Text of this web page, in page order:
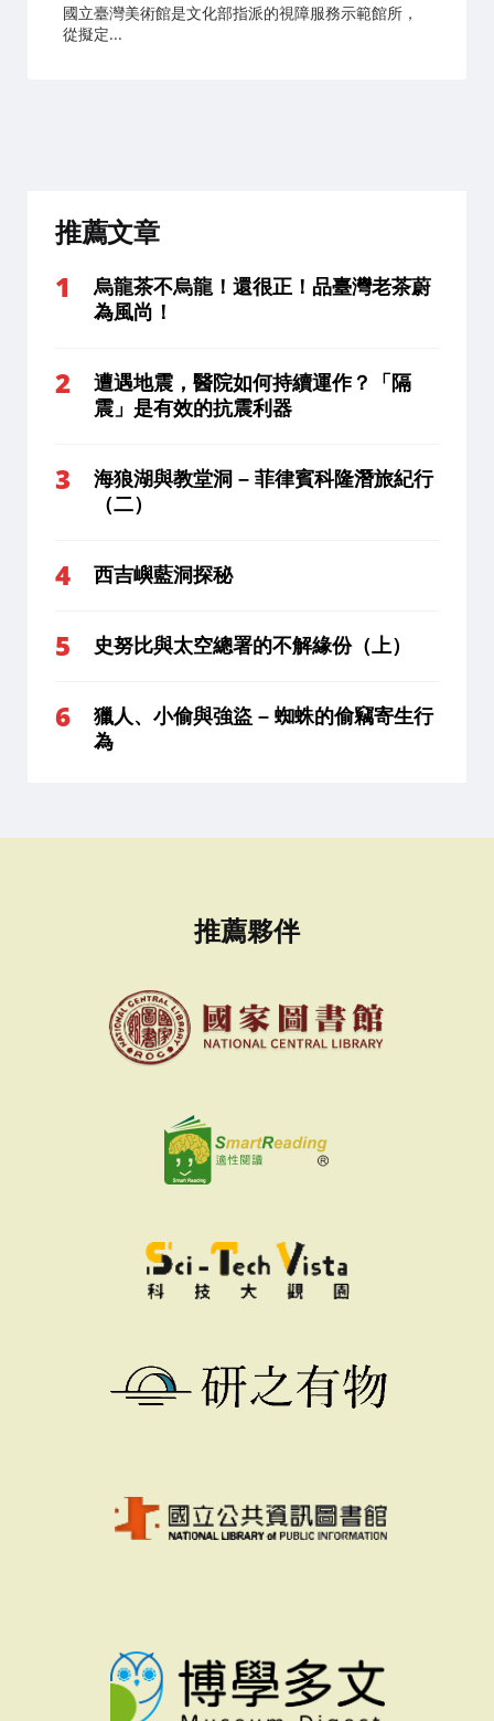
國立臺灣美術館是文化部指派的視障服務示範館所，
從擬定...
推薦文章
烏龍茶不烏龍！還很正！品臺灣老茶蔚
為風尚！
遭遇地震，醫院如何持續運作？「隔
震」是有效的抗震利器
海狼湖與教堂洞 – 菲律賓科隆潛旅紀行
（二）
西吉嶼藍洞探秘
史努比與太空總署的不解緣份（上）
獵人、小偷與強盜 – 蜘蛛的偷竊寄生行
為
推薦夥伴